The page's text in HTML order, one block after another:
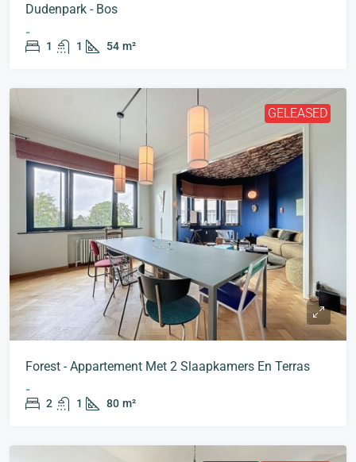
Dudenpark - Bos
-
1 1 54 m²
GELEASED
Forest - Appartement Met 2 Slaapkamers En Terras
-
2 1 80 m²